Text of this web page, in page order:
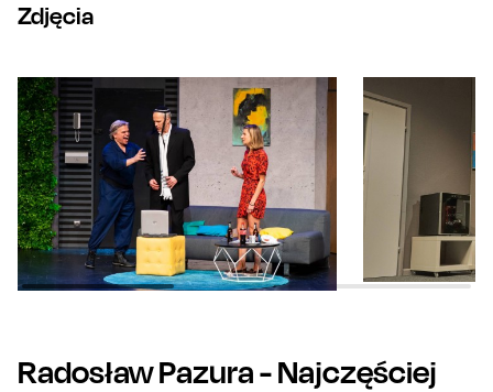
Zdjęcia
Radosław Pazura- Najczęściej